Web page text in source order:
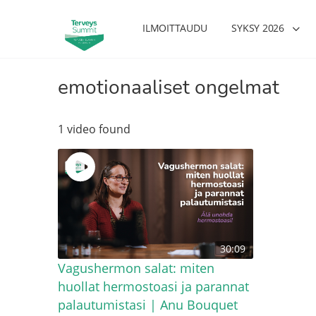
ILMOITTAUDU SYKSY 2026
emotionaaliset ongelmat
1 video found
30:09
Vagushermon salat: miten
huollat hermostoasi ja parannat
palautumistasi | Anu Bouquet